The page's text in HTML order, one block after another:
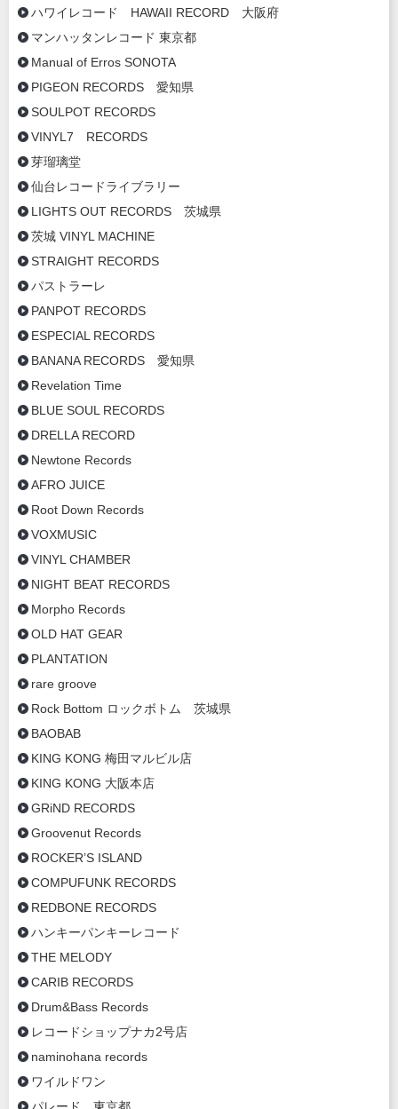
ハワイレコード HAWAII RECORD 大阪府
マンハッタンレコード 東京都
Manual of Erros SONOTA
PIGEON RECORDS 愛知県
SOULPOT RECORDS
VINYL7 RECORDS
芽瑠璃堂
仙台レコードライブラリー
LIGHTS OUT RECORDS 茨城県
茨城 VINYL MACHINE
STRAIGHT RECORDS
パストラーレ
PANPOT RECORDS
ESPECIAL RECORDS
BANANA RECORDS 愛知県
Revelation Time
BLUE SOUL RECORDS
DRELLA RECORD
Newtone Records
AFRO JUICE
Root Down Records
VOXMUSIC
VINYL CHAMBER
NIGHT BEAT RECORDS
Morpho Records
OLD HAT GEAR
PLANTATION
rare groove
Rock Bottom ロックボトム 茨城県
BAOBAB
KING KONG 梅田マルビル店
KING KONG 大阪本店
GRiND RECORDS
Groovenut Records
ROCKER’S ISLAND
COMPUFUNK RECORDS
REDBONE RECORDS
ハンキーパンキーレコード
THE MELODY
CARIB RECORDS
Drum&Bass Records
レコードショップナカ2号店
naminohana records
ワイルドワン